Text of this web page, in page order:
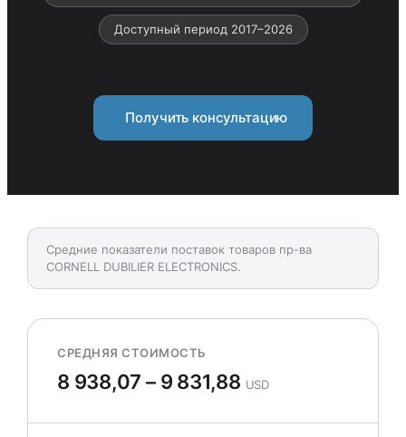
Доступный период 2017–2026
Получить консультацию
Средние показатели поставок товаров пр-ва
CORNELL DUBILIER ELECTRONICS.
СРЕДНЯЯ СТОИМОСТЬ
8 938,07 – 9 831,88 USD